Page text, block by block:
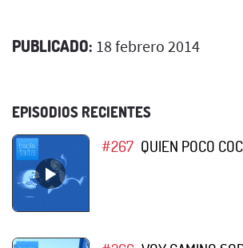
PUBLICADO: 18 febrero 2014
EPISODIOS RECIENTES
#267 QUIEN POCO